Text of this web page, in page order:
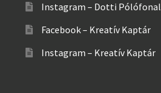
Instagram – Dotti Pólófonal
Facebook – Kreatív Kaptár
Instagram – Kreatív Kaptár